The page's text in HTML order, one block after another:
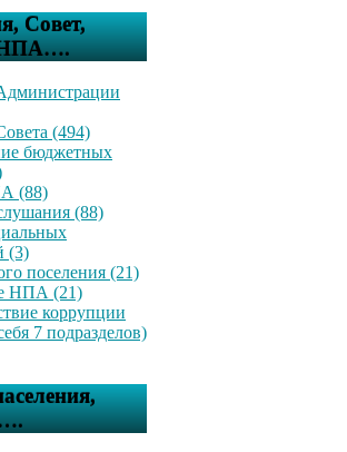
Совет,
НПА….
(494)
бюджетных
(88)
(88)
(3)
поселения (21)
НПА (21)
коррупции
7 подразделов)